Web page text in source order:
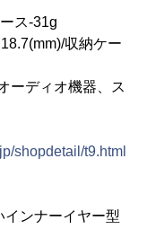
-31g
収納ケー
ディオ機器、ス
shopdetail/t9.html
ンナーイヤー型